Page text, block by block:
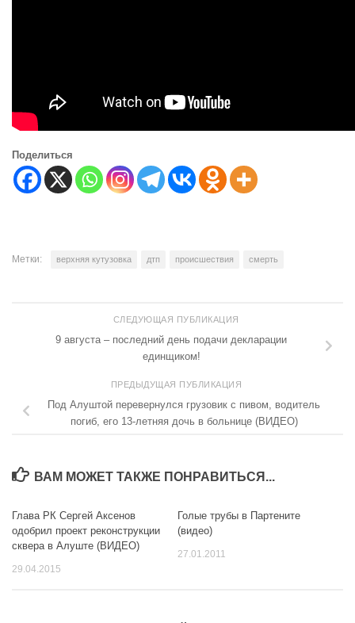
Поделиться
Метки: верхняя кутузовка дтп происшествия смерть
СЛЕДУЮЩАЯ ПУБЛИКАЦИЯ
9 августа – последний день подачи декларации
единщиком!
ПРЕДЫДУЩАЯ ПУБЛИКАЦИЯ
Под Алуштой перевернулся грузовик с пивом, водитель
погиб, его 13-летняя дочь в больнице (ВИДЕО)
ВАМ МОЖЕТ ТАКЖЕ ПОНРАВИТЬСЯ...
Глава РК Сергей Аксенов
одобрил проект реконструкции
сквера в Алуште (ВИДЕО)
29.04.2015
Голые трубы в Партените
(видео)
27.01.2011